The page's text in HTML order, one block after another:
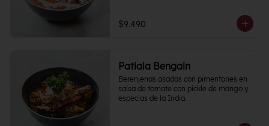
$9.490
Patiala Bengain
Berenjenas asadas con pimentones en
salsa de tomate con pickle de mango y
especias de la India.